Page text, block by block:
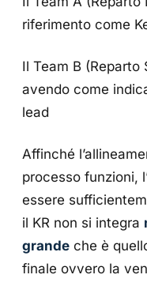
riferimento come
Il Team B (Reparto
avendo come
lead
Affinché
processo funzioni,
essere
il KR non si integra
grande che è
finale ovvero la